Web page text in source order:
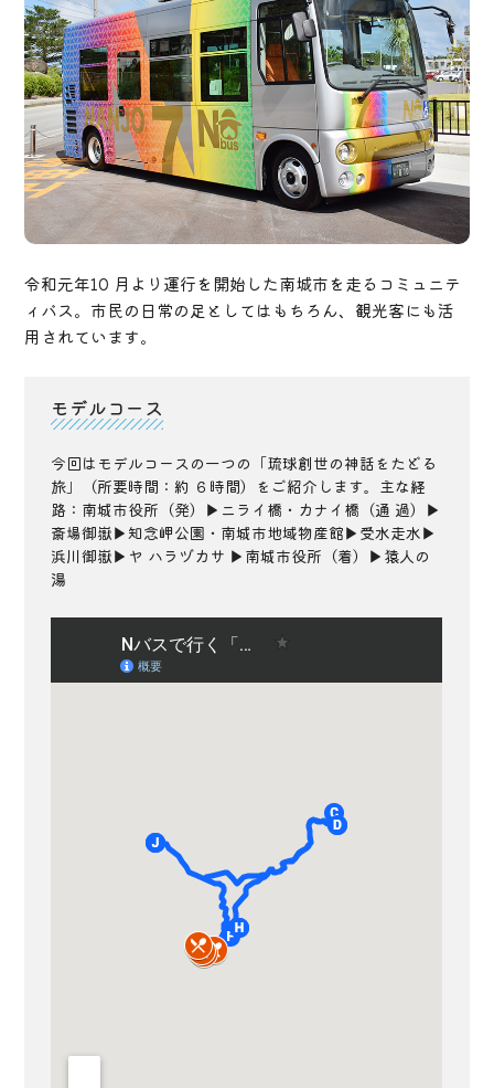
令和元年10 月より運行を開始した南城市を走るコミュニテ
ィバス。市民の日常の足としてはもちろん、観光客にも活
用されています。
モデルコース
今回はモデルコースの一つの「琉球創世の神話をたどる
旅」（所要時間：約 ６時間）をご紹介します。主な経
路：南城市役所（発）▶ニライ橋・カナイ橋（通 過）▶
斎場御嶽▶知念岬公園・南城市地域物産館▶受水走水▶
浜川御嶽▶ヤ ハラヅカサ ▶南城市役所（着）▶猿人の
湯